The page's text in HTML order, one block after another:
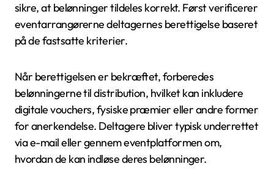
sikre, at belønninger tildeles korrekt. Først verificerer
eventarrangørerne deltagernes berettigelse baseret
på de fastsatte kriterier.
Når berettigelsen er bekræftet, forberedes
belønningerne til distribution, hvilket kan inkludere
digitale vouchers, fysiske præmier eller andre former
for anerkendelse. Deltagere bliver typisk underrettet
via e-mail eller gennem eventplatformen om,
hvordan de kan indløse deres belønninger.